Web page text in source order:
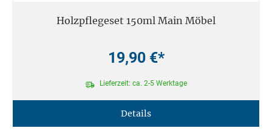
Holzpflegeset 150ml Main Möbel
19,90 €*
Lieferzeit: ca. 2-5 Werktage
Details